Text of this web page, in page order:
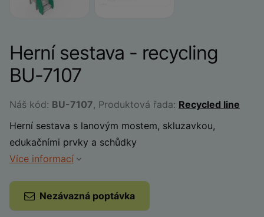
Herní sestava - recycling
BU-7107
Náš kód: BU-7107, Produktová řada: Recycled line
Herní sestava s lanovým mostem, skluzavkou,
edukačními prvky a schůdky
Více informací
Nezávazná poptávka